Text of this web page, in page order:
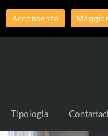
Tipologia Contattaci
Acconsento